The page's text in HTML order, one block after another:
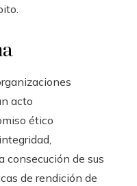
acto
ético
consecución de sus
de rendición de